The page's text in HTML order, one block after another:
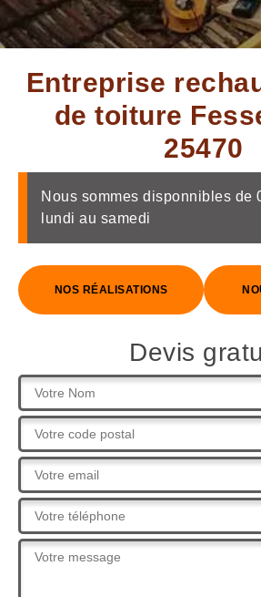
Entreprise
de toiture
25470
Nous sommes disponnibles de
lundi au samedi
NOS RÉALISATIONS
Devis